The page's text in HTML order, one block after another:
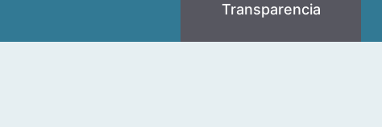
Transparencia